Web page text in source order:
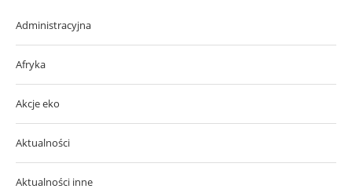
Administracyjna
Afryka
Akcje eko
Aktualności
Aktualności inne